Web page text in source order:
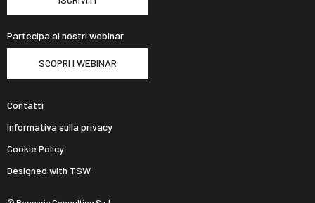
Partecipa ai nostri webinar
SCOPRI I WEBINAR
Contatti
Informativa sulla privacy
Cookie Policy
Designed with TSW